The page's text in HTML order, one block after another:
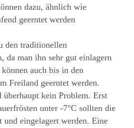
dazu, ähnlich wie
geerntet werden
den traditionellen
da man ihn sehr gut einlagern
auch bis in den
Freiland geerntet werden.
überhaupt kein Problem. Erst
unter -7°C sollten die
und eingelagert werden. Eine